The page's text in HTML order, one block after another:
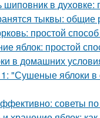
шиповник в
тыквы: общие
простой
яблок: простой
в домашних
"Сушеные яблоки
советы